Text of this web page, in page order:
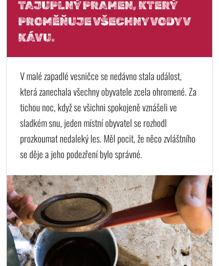
TAJUPLNÝ PRAMEN, KTERÝ
PROMĚŇUJE VŠECHNY VODY V
KÁVU.
V malé zapadlé vesničce se nedávno stala událost,
která zanechala všechny obyvatele zcela ohromené. Za
tichou noc, když se všichni spokojeně vznášeli ve
sladkém snu, jeden místní obyvatel se rozhodl
prozkoumat nedaleký les. Měl pocit, že něco zvláštního
se děje a jeho podezření bylo správné.